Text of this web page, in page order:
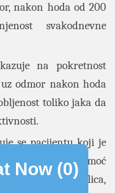
nakon hoda od 200
svakodnevne
na pokretnost
odmor nakon hoda
toliko jaka da
se pacijentu koji je
i/ili stalnu pomoć
proteza, hodalica,
Now (0)